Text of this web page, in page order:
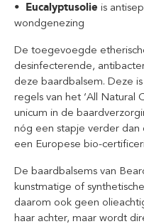
• Eucalyptusolie is
wondgenezing
De toegevoegde
desinfecterende,
deze baardbalsem. Deze
regels van het ‘All Natural
unicum in de
nóg een stapje verder dan
een Europese bio-
De baardbalsems van
kunstmatige of
daarom ook geen
haar achter, maar wordt